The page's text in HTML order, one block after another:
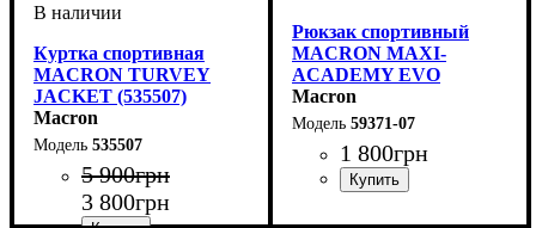
Куртка спортивная
MACRON TURVEY
JACKET (535507)
Macron
535507
5 900грн
3 800грн
Рюкзак спортивный
MACRON MAXI-
ACADEMY EVO
(5937107)
Macron
59371-07
1 800грн